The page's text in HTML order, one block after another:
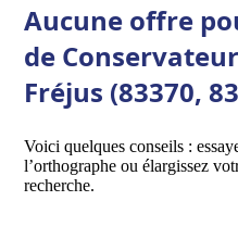
Aucune offre
de
Fréjus (83370,
Voici quelques conseils :
l’orthographe ou élargissez
recherche.